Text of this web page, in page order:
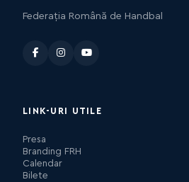
Federația Română de Handbal
LINK-URI UTILE
Presa
Branding FRH
Calendar
Bilete